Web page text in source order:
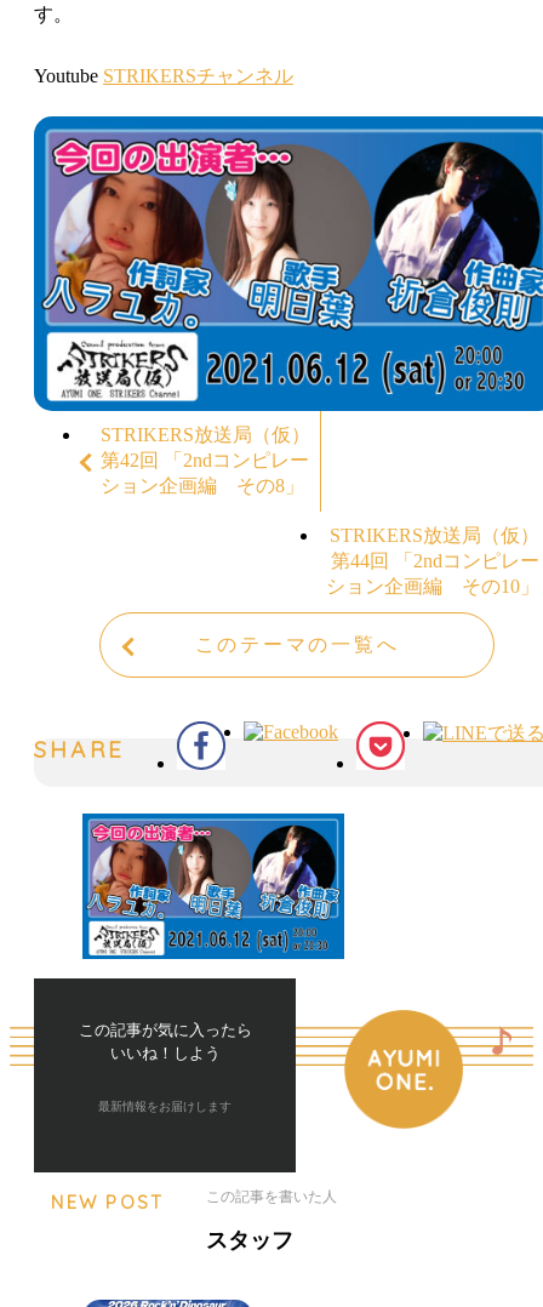
す。
Youtube STRIKERSチャンネル
STRIKERS放送局（仮）
第42回 「2ndコンピレー
ション企画編 その8」
STRIKERS放送局（仮）
第44回 「2ndコンピレー
ション企画編 その10」
このテーマの一覧へ
SHARE
この記事が気に入ったら
いいね！しよう
最新情報をお届けします
この記事を書いた人
スタッフ
NEW POST